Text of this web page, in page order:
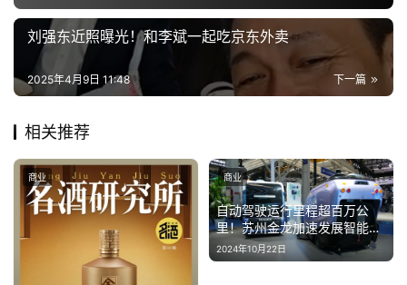
刘强东近照曝光！和李斌一起吃京东外卖
下一篇
2025年4月9日 11:48
相关推荐
商业
自动驾驶运行里程超百万公
里！苏州金龙加速发展智能网
联出行生态
2024年10月22日
商业